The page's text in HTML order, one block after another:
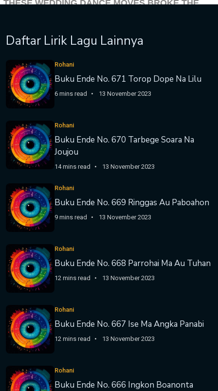
Daftar Lirik Lagu Lainnya
Rohani
Buku Ende No. 671 Torop Dope Na Lilu
6 mins read 13 November 2023
Rohani
Buku Ende No. 670 Tarbege Soara Na
Joujou
14 mins read 13 November 2023
Rohani
Buku Ende No. 669 Ringgas Au Paboahon
9 mins read 13 November 2023
Rohani
Buku Ende No. 668 Parrohai Ma Au Tuhan
12 mins read 13 November 2023
Rohani
Buku Ende No. 667 Ise Ma Angka Panabi
12 mins read 13 November 2023
Rohani
Buku Ende No. 666 Ingkon Boanonta